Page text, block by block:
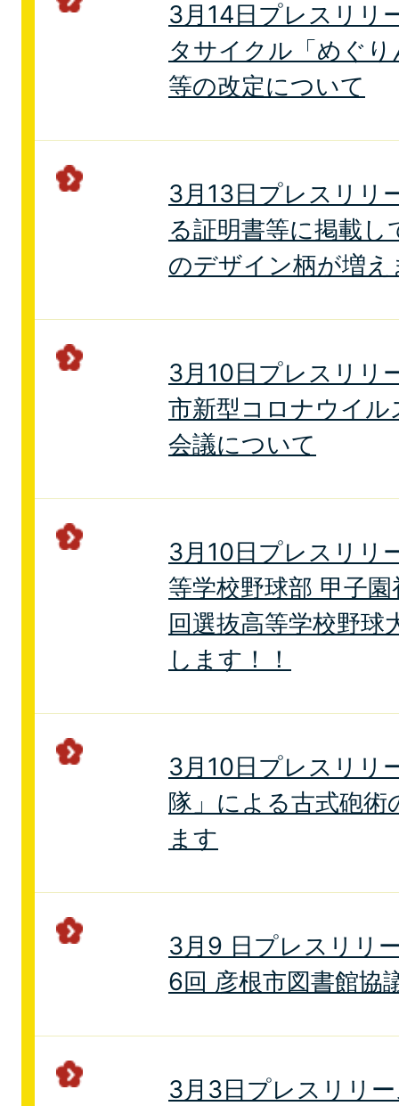
3月14日プレスリリ
タサイクル「めぐ
等の改定について
3月13日プレスリリ
る証明書等に掲載
のデザイン柄が増え
3月10日プレスリリ
市新型コロナウイル
会議について
3月10日プレスリリ
等学校野球部 甲子
回選抜高等学校野球
します！！
3月10日プレスリリ
隊」による古式砲術
ます
3月9 日プレスリリ
6回 彦根市図書館協
3月3日プレスリリ